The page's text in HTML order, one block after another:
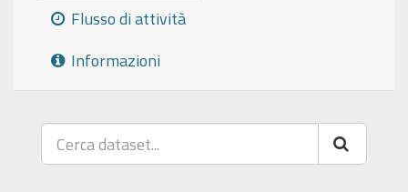
Flusso di attività
Informazioni